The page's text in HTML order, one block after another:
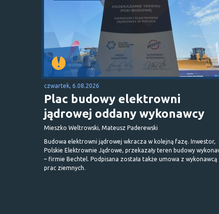
czwartek, 6.08.2026
Plac budowy elektrowni
jądrowej oddany wykonawcy
Mieszko Weltrowski, Mateusz Paderewski
Budowa elektrowni jądrowej wkracza w kolejną fazę. Inwestor,
Polskie Elektrownie Jądrowe, przekazały teren budowy
– firmie Bechtel. Podpisana została także umowa z wykonawcą
prac ziemnych.